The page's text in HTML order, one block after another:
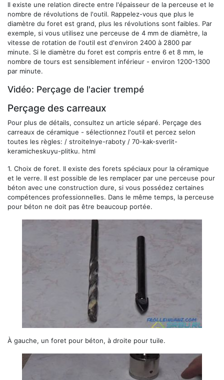
Il existe une relation directe entre l'épaisseur de la perceuse et le
nombre de révolutions de l'outil. Rappelez-vous que plus le
diamètre du foret est grand, plus les révolutions sont faibles. Par
exemple, si vous utilisez une perceuse de 4 mm de diamètre, la
vitesse de rotation de l'outil est d'environ 2400 à 2800 par
minute. Si le diamètre du foret est compris entre 6 et 8 mm, le
nombre de tours est sensiblement inférieur - environ 1200-1300
par minute.
Vidéo: Perçage de l'acier trempé
Perçage des carreaux
Pour plus de détails, consultez un article séparé. Perçage des
carreaux de céramique - sélectionnez l'outil et percez selon
toutes les règles: / stroitelnye-raboty / 70-kak-sverlit-
keramicheskuyu-plitku. html
1. Choix de foret. Il existe des forets spéciaux pour la céramique
et le verre. Il est possible de les remplacer par une perceuse pour
béton avec une construction dure, si vous possédez certaines
compétences professionnelles. Dans le même temps, la perceuse
pour béton ne doit pas être beaucoup portée.
À gauche, un foret pour béton, à droite pour tuile.